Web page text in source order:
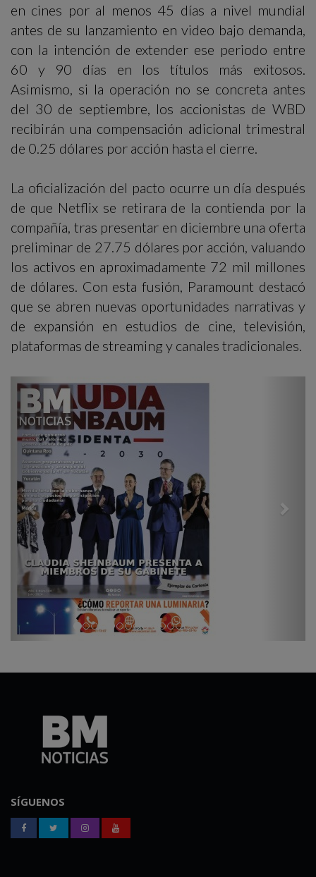
en cines por al menos 45 días a nivel mundial
antes de su lanzamiento en video bajo demanda,
con la intención de extender ese periodo entre
60 y 90 días en los títulos más exitosos.
Asimismo, si la operación no se concreta antes
del 30 de septiembre, los accionistas de WBD
recibirán una compensación adicional trimestral
de 0.25 dólares por acción hasta el cierre.
La oficialización del pacto ocurre un día después
de que Netflix se retirara de la contienda por la
compañía, tras presentar en diciembre una oferta
preliminar de 27.75 dólares por acción, valuando
los activos en aproximadamente 72 mil millones
de dólares. Con esta fusión, Paramount destacó
que se abren nuevas oportunidades narrativas y
de expansión en estudios de cine, televisión,
plataformas de streaming y canales tradicionales.
Previous
SÍGUENOS